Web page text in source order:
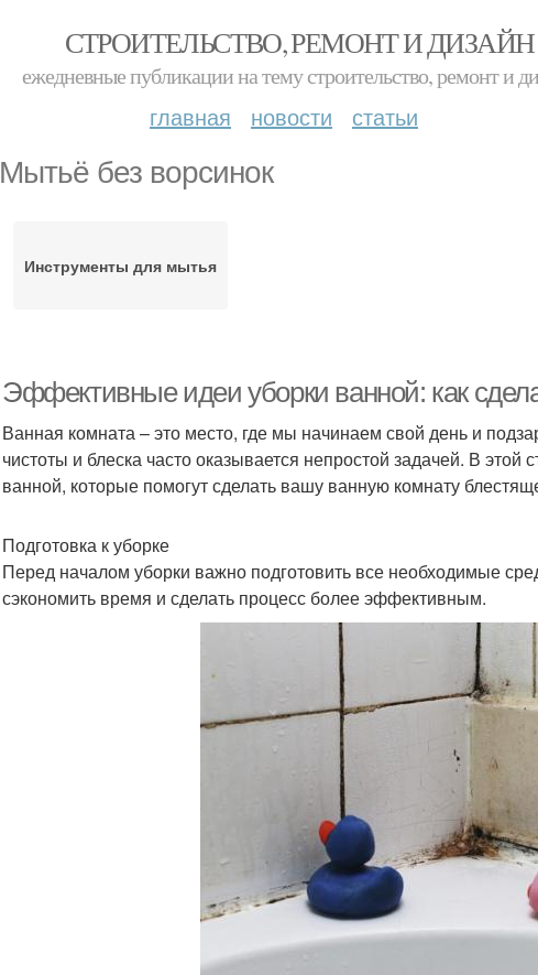
СТРОИТЕЛЬСТВО, РЕМОНТ И ДИЗАЙН
ежедневные публикации на тему строительство, ремонт и
главная новости статьи
Мытьё без ворсинок
Инструменты для мытья
Эффективные идеи уборки ванной: как
Ванная комната – это место, где мы начинаем свой день и
чистоты и блеска часто оказывается непростой задачей. В
ванной, которые помогут сделать вашу ванную комнату
Подготовка к уборке
Перед началом уборки важно подготовить все необходимые
сэкономить время и сделать процесс более эффективным.